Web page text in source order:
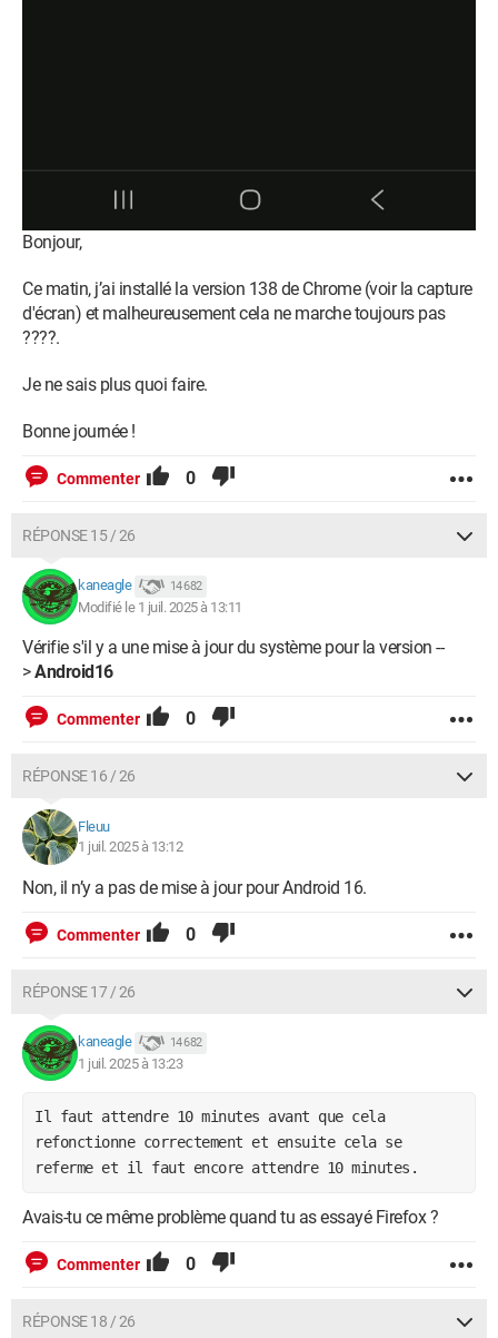
Bonjour,
Ce matin, j’ai installé la version 138 de Chrome (voir la capture
d'écran) et malheureusement cela ne marche toujours pas
????.
Je ne sais plus quoi faire.
Bonne journée !
Commenter 0
RÉPONSE 15 / 26
kaneagle 14 682
Modifié le 1 juil. 2025 à 13:11
Vérifie s'il y a une mise à jour du système pour la version --
>Android16
Commenter 0
RÉPONSE 16 / 26
Fleuu
1 juil. 2025 à 13:12
Non, il n’y a pas de mise à jour pour Android 16.
Commenter 0
RÉPONSE 17 / 26
kaneagle 14 682
1 juil. 2025 à 13:23
Il faut attendre 10 minutes avant que cela
refonctionne correctement et ensuite cela se
referme et il faut encore attendre 10 minutes.
Avais-tu ce même problème quand tu as essayé Firefox ?
Commenter 0
RÉPONSE 18 / 26